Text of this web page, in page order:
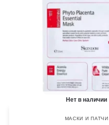
Нет в наличии
МАСКИ И ПАТЧИ